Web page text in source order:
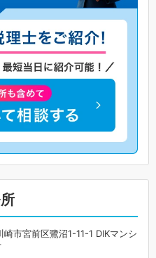
崎市宮前区鷺沼1-11-1 DIKマンシ